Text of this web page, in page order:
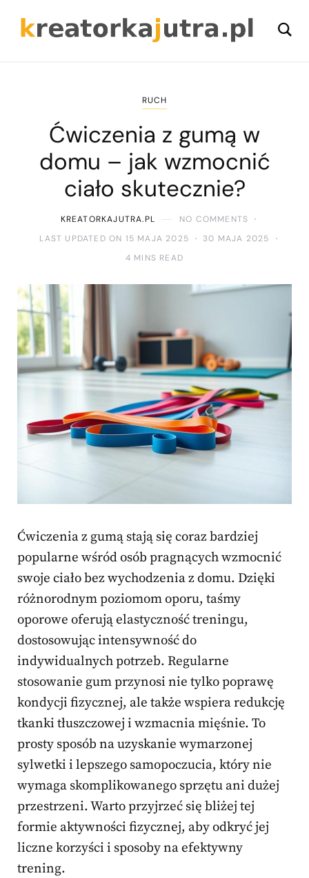
RUCH
Ćwiczenia z gumą w
domu – jak wzmocnić
ciało skutecznie?
KREATORKAJUTRA.PL
NO COMMENTS
LAST UPDATED ON 15 MAJA 2025
30 MAJA 2025
4 MINS READ
Ćwiczenia z gumą stają się coraz bardziej
popularne wśród osób pragnących wzmocnić
swoje ciało bez wychodzenia z domu. Dzięki
różnorodnym poziomom oporu, taśmy
oporowe oferują elastyczność treningu,
dostosowując intensywność do
indywidualnych potrzeb. Regularne
stosowanie gum przynosi nie tylko poprawę
kondycji fizycznej, ale także wspiera redukcję
tkanki tłuszczowej i wzmacnia mięśnie. To
prosty sposób na uzyskanie wymarzonej
sylwetki i lepszego samopoczucia, który nie
wymaga skomplikowanego sprzętu ani dużej
przestrzeni. Warto przyjrzeć się bliżej tej
formie aktywności fizycznej, aby odkryć jej
liczne korzyści i sposoby na efektywny
trening.